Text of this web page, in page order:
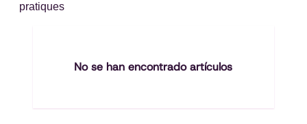
pratiques
No se han encontrado artículos